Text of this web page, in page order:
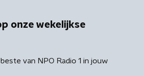
onze wekelijkse
van NPO Radio 1 in jouw